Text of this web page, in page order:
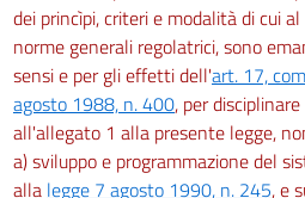
dei princìpi, criteri e modalità di cui
norme generali regolatrici, sono
sensi e per gli effetti dell'art. 17,
agosto 1988, n. 400, per
all'allegato 1 alla presente legge,
a) sviluppo e programmazione del
alla legge 7 agosto 1990, n. 245, e